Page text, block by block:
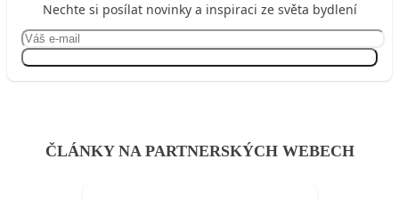
Nechte si posílat novinky a inspiraci ze světa bydlení
ČLÁNKY NA PARTNERSKÝCH WEBECH